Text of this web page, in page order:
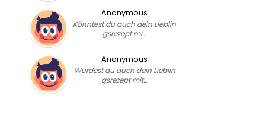
Anonymous
Könntest du auch dein Lieblin
gsrezept mi…
Anonymous
Würdest du auch dein Lieblin
gsrezept mit…